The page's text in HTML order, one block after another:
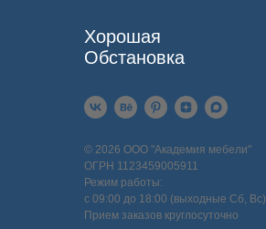
Хорошая
Обстановка
© 2026 ООО "Академия мебели"
ОГРН 1123459005911
Режим работы:
с 09:00 до 18:00 (выходные Сб, Вс)
Прием заказов круглосуточно